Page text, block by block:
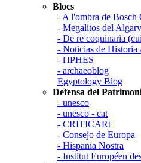
Blocs
- A l'ombra de Bosch
- Megalitos del
- De re coquinaria
- Noticias de Historia
- l'IPHES
- archaeoblog
Egyptology Blog
Defensa del
- unesco
- unesco - cat
- CRITICARt
- Consejo de Europa
- Hispania Nostra
- Institut Européen